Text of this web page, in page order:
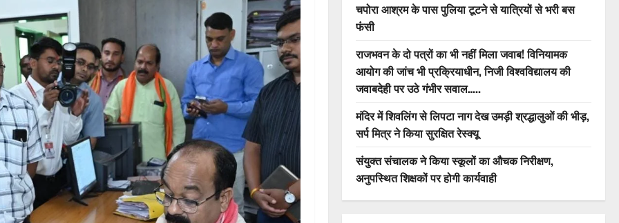
चपोरा आश्रम के पास पुलिया टूटने से यात्रियों से भरी बस
फंसी
राजभवन के दो पत्रों का भी नहीं मिला जवाब! विनियामक
आयोग की जांच भी प्रक्रियाधीन, निजी विश्वविद्यालय की
जवाबदेही पर उठे गंभीर सवाल…..
मंदिर में शिवलिंग से लिपटा नाग देख उमड़ी श्रद्धालुओं की भीड़,
सर्प मित्र ने किया सुरक्षित रेस्क्यू
संयुक्त संचालक ने किया स्कूलों का औचक निरीक्षण,
अनुपस्थित शिक्षकों पर होगी कार्यवाही